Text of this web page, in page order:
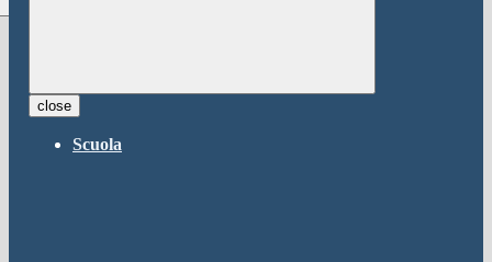
close
Scuola